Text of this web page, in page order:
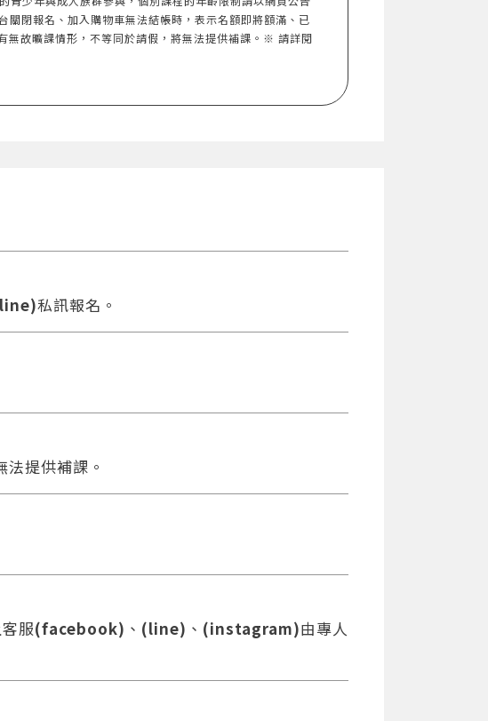
閉報名、加入購物車無法結帳時，表示名額即將額滿、已
故曠課情形，不等同於請假，將無法提供補課。※ 請詳閱
私訊報名。
提供補課。
服(facebook) 、 (line) 、 (instagram)由專人